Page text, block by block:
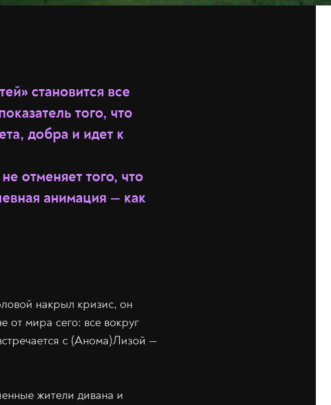
становится все
того, что
добра и идет к
отменяет того, что
анимация — как
накрыл кризис, он
от мира сего: все вокруг
с (Анома)Лизой —
жители дивана и